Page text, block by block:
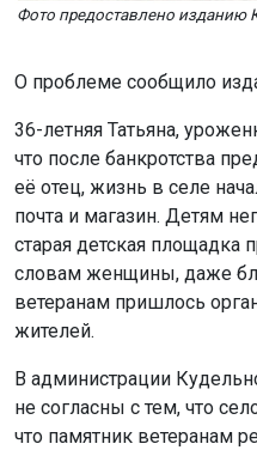
Фото предоставлено изданию
О проблеме сообщило
36-летняя Татьяна,
что после банкротства
её отец, жизнь в селе
почта и магазин. Детям
старая детская площадка
словам женщины, даже
ветеранам пришлось
жителей.
В администрации
не согласны с тем, что
что памятник ветеранам